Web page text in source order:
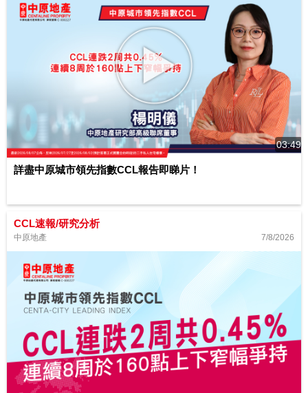
03:49
詳盡中原城市領先指數CCL報告即睇片！
CCL速報/研究分析
中原地產 7/8/2026